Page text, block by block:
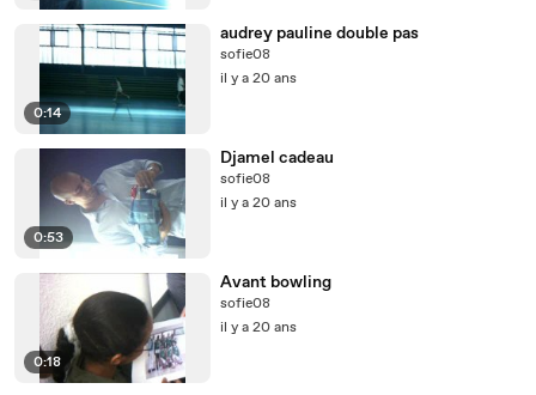
0:14
audrey pauline double pas
sofie08
il y a 20 ans
0:53
Djamel cadeau
sofie08
il y a 20 ans
0:18
Avant bowling
sofie08
il y a 20 ans